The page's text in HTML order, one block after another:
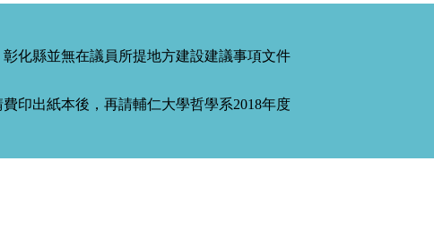
化縣並無在議員所提地方建設建議事項文件
印出紙本後，再請輔仁大學哲學系2018年度